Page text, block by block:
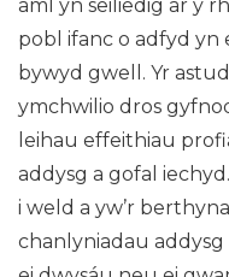
aml yn seiliedig ar y
pobl ifanc o adfyd
bywyd gwell. Yr
ymchwilio dros
leihau effeithiau
addysg a gofal
i weld a yw’r
chanlyniadau addysg